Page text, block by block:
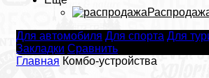
Для автомобиля Для спорта Для
Закладки Сравнить
Главная Комбо-устройства